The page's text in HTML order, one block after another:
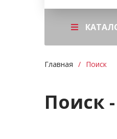
Главная Поиск
Поиск